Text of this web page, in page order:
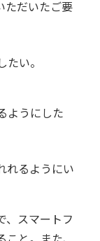
ただいたご要
い。
ようにした
れるようにい
、スマートフ